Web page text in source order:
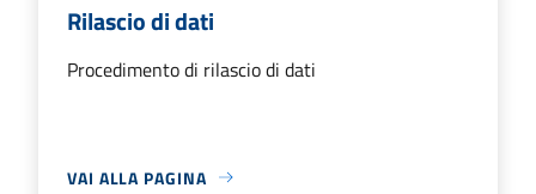
Rilascio di dati
Procedimento di rilascio di dati
VAI ALLA PAGINA